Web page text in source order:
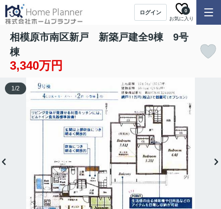
ログイン
お気に入り
0
相模原市南区新戸 新築戸建全9棟 9号
棟
3,340万円
1/2